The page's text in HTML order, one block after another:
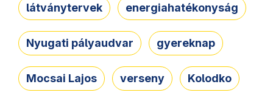
látványtervek energiahatékonyság
Nyugati pályaudvar gyereknap
Mocsai Lajos verseny Kolodko